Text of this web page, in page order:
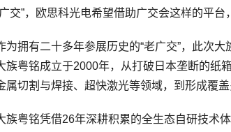
交”，欧思科光电希望借助广交会这样的平
有二十多年参展历史的“老广交”，此次大
族粤铭成立于2000年，从打破日本垄断的纸
属切割与焊接、超快激光等领域，到形成覆盖
铭凭借26年深耕积累的全生态自研技术体